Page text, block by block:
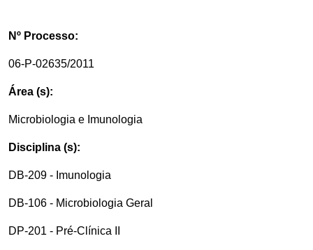
Nº Processo:
06-P-02635/2011
Área (s):
Microbiologia e Imunologia
Disciplina (s):
DB-209 - Imunologia
DB-106 - Microbiologia Geral
DP-201 - Pré-Clínica II